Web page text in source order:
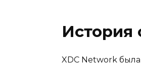
История
XDC Network